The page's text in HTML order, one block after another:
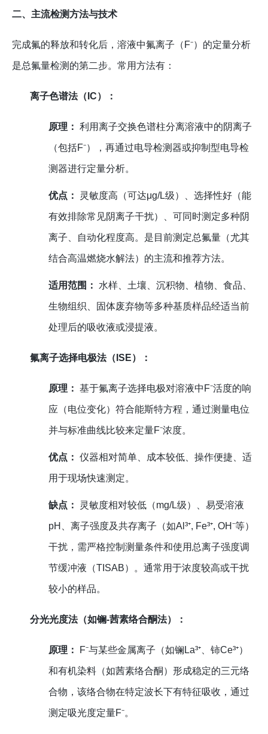
二、主流检测方法与技术
完成氟的释放和转化后，溶液中氟离子（F⁻）的定量分析
是总氟量检测的第二步。常用方法有：
离子色谱法（IC）：
原理： 利用离子交换色谱柱分离溶液中的阴离子
（包括F⁻），再通过电导检测器或抑制型电导检
测器进行定量分析。
优点： 灵敏度高（可达μg/L级）、选择性好（能
有效排除常见阴离子干扰）、可同时测定多种阴
离子、自动化程度高。是目前测定总氟量（尤其
结合高温燃烧水解法）的主流和推荐方法。
适用范围： 水样、土壤、沉积物、植物、食品、
生物组织、固体废弃物等多种基质样品经适当前
处理后的吸收液或浸提液。
氟离子选择电极法（ISE）：
原理： 基于氟离子选择电极对溶液中F⁻活度的响
应（电位变化）符合能斯特方程，通过测量电位
并与标准曲线比较来定量F⁻浓度。
优点： 仪器相对简单、成本较低、操作便捷、适
用于现场快速测定。
缺点： 灵敏度相对较低（mg/L级）、易受溶液
pH、离子强度及共存离子（如Al³⁺, Fe³⁺, OH⁻等）
干扰，需严格控制测量条件和使用总离子强度调
节缓冲液（TISAB）。通常用于浓度较高或干扰
较小的样品。
分光光度法（如镧-茜素络合酮法）：
原理： F⁻与某些金属离子（如镧La³⁺、铈Ce³⁺）
和有机染料（如茜素络合酮）形成稳定的三元络
合物，该络合物在特定波长下有特征吸收，通过
测定吸光度定量F⁻。